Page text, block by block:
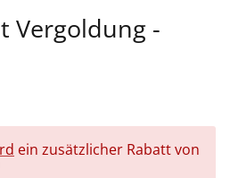
☀️🌊🏖️
mit 4 Blättern
Vergoldung -
ein zusätzlicher Rabatt von